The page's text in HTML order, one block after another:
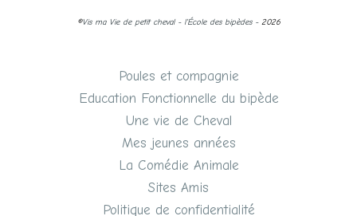
©Vis ma Vie de petit cheval - l'École des bipèdes - 2026
Poules et compagnie
Education Fonctionnelle du bipède
Une vie de Cheval
Mes jeunes années
La Comédie Animale
Sites Amis
Politique de confidentialité